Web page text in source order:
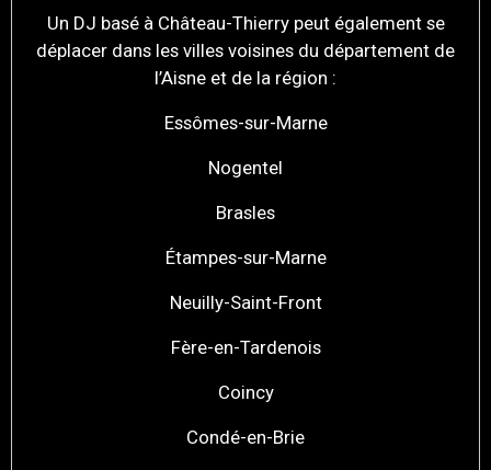
Un DJ basé à Château-Thierry peut également se
déplacer dans les villes voisines du département de
l’Aisne et de la région :
Essômes-sur-Marne
Nogentel
Brasles
Étampes-sur-Marne
Neuilly-Saint-Front
Fère-en-Tardenois
Coincy
Condé-en-Brie